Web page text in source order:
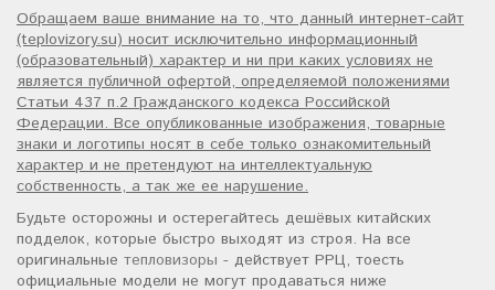
Обращаем ваше внимание на то, что данный интернет-сайт
(teplovizory.su) носит исключительно информационный
(образовательный) характер и ни при каких условиях не
является публичной офертой, определяемой положениями
Статьи 437 п.2 Гражданского кодекса Российской
Федерации. Все опубликованные изображения, товарные
знаки и логотипы носят в себе только ознакомительный
характер и не претендуют на интеллектуальную
собственность, а так же ее нарушение.
Будьте осторожны и остерегайтесь дешёвых китайских
подделок, которые быстро выходят из строя. На все
оригинальные тепловизоры - действует РРЦ, тоесть
официальные модели не могут продаваться ниже